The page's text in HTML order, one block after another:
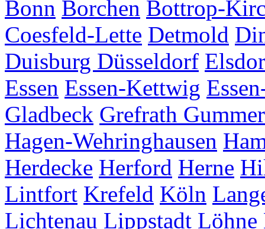
Bonn Borchen Bottrop-
Coesfeld-Lette Detmold
Duisburg Düsseldorf
Essen Essen-Kettwig
Gladbeck Grefrath
Hagen-Wehringhausen
Herdecke Herford Herne
Lintfort Krefeld Köln
Lichtenau Lippstadt Löhne